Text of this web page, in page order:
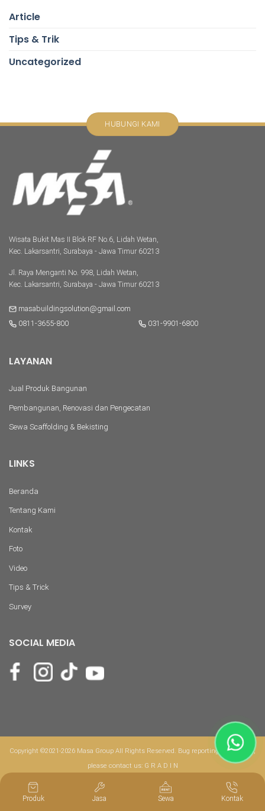
Article
Tips & Trik
Uncategorized
Wisata Bukit Mas II Blok RF No.6, Lidah Wetan,
Kec. Lakarsantri, Surabaya - Jawa Timur 60213
Jl. Raya Menganti No. 998, Lidah Wetan,
Kec. Lakarsantri, Surabaya - Jawa Timur 60213
masabuildingsolution@gmail.com
0811-3655-800
031-9901-6800
LAYANAN
Jual Produk Bangunan
Pembangunan, Renovasi dan Pengecatan
Sewa Scaffolding & Bekisting
LINKS
Beranda
Tentang Kami
Kontak
Foto
Video
Tips & Trick
Survey
SOCIAL MEDIA
Copyright ©2021-2026 Masa Group All Rights Reserved. Bug reporting & feedback,
please contact us: G R A D I N
Produk Jasa Sewa Kontak
HUBUNGI KAMI